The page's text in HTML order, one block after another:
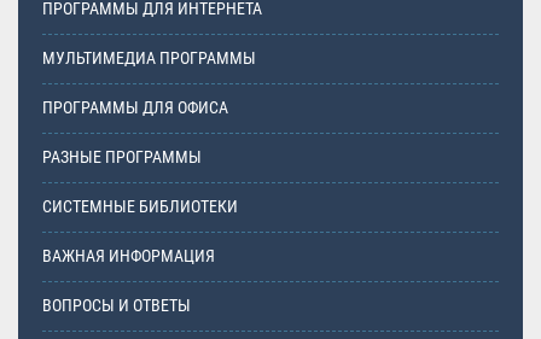
ПРОГРАММЫ ДЛЯ ИНТЕРНЕТА
МУЛЬТИМЕДИА ПРОГРАММЫ
ПРОГРАММЫ ДЛЯ ОФИСА
РАЗНЫЕ ПРОГРАММЫ
СИСТЕМНЫЕ БИБЛИОТЕКИ
ВАЖНАЯ ИНФОРМАЦИЯ
ВОПРОСЫ И ОТВЕТЫ